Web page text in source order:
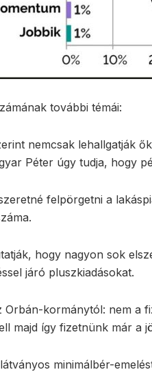
további témái:
nemcsak lehallgatják
Péter úgy tudja, hogy
felpörgetni a
hogy nagyon sok
járó pluszkiadásokat.
Orbán-kormánytól: nem a
majd így fizetnünk már a
minimálbér-